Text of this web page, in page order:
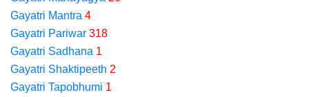
Gayatri Mantra 4
Gayatri Pariwar 318
Gayatri Sadhana 1
Gayatri Shaktipeeth 2
Gayatri Tapobhumi 1